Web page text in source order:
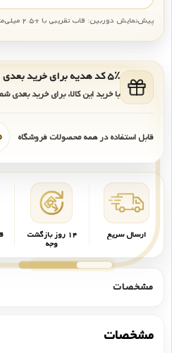
پیش‌نمایش دوربین: قاب تقریبی با +۲.۵ میلی‌متر در هر طرف
۵٪ کد هدیه برای خرید بعدی
با خرید این کالا، برای خرید بعدی
قابل استفاده در همه محصولات فروشگاه
ارسال سریع ۱۴ روز بازگشت
وجه
مشخصات
مشخصات